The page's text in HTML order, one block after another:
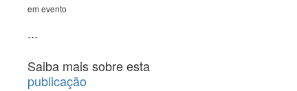
em evento
...
Saiba mais sobre esta
publicação